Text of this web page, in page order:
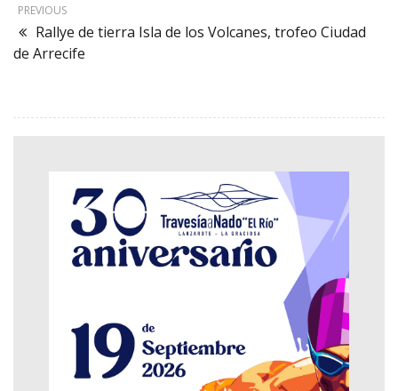
PREVIOUS
Rallye de tierra Isla de los Volcanes, trofeo Ciudad
de Arrecife